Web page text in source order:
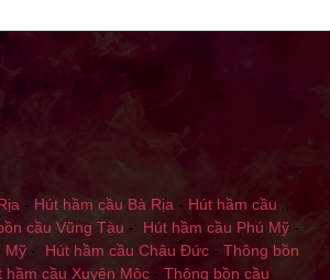
- Hút hầm cầu Bà Rịa - Hút hầm cầu
cầu Vũng Tàu - Hút hầm cầu Phú Mỹ -
Mỹ - Hút hầm cầu Châu Đức - Thông bồn
hầm cầu Xuyên Mộc - Thông bồn cầu